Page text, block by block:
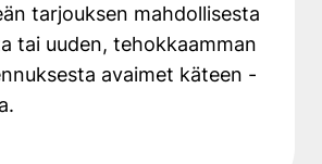
tarjouksen mahdollisesta
tai uuden, tehokkaamman
avaimet käteen -